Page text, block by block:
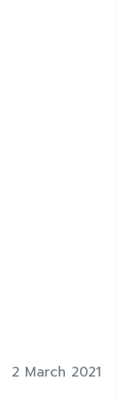
2 March 2021